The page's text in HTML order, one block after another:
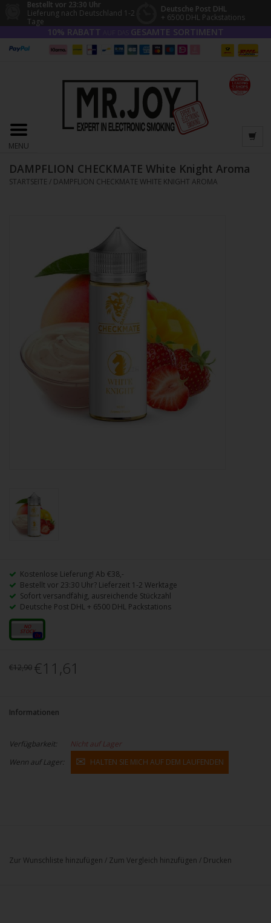
Bestellt vor 23:30 Uhr
Lieferung nach Deutschland 1-2
Tage
Deutsche Post DHL
+ 6500 DHL Packstations
10% RABATT GESAMTE SORTIMENT
MENU
DAMPFLION CHECKMATE White Knight Aroma
STARTSEITE / DAMPFLION CHECKMATE WHITE KNIGHT AROMA
Kostenlose Lieferung! Ab €38,-
Bestellt vor 23:30 Uhr? Lieferzeit 1-2 Werktage
Sofort versandfähig, ausreichende Stückzahl
Deutsche Post DHL + 6500 DHL Packstations
10ml
0x
€12,90 €11,61
Informationen
Verfügbarkeit:
Nicht auf Lager
Wenn auf Lager:
HALTEN SIE MICH AUF DEM LAUFENDEN
Zur Wunschliste hinzufügen / Zum Vergleich hinzufügen / Drucken